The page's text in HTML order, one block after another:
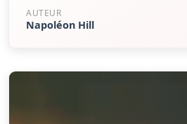
AUTEUR
Napoléon Hill